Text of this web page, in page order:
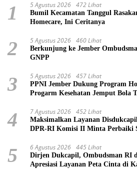
1 5 Agustus 2026 472 Lihat
Bumil Kecamatan Tanggul
Homecare, Ini Ceritanya
2 5 Agustus 2026 460 Lihat
Berkunjung ke Jember
GNPP
3 5 Agustus 2026 457 Lihat
PPNI Jember Dukung Program
Progarm Kesehatan Jemput Bola
4 7 Agustus 2026 452 Lihat
Maksimalkan Layanan
DPR-RI Komisi II Minta Perbaiki
5 6 Agustus 2026 445 Lihat
Dirjen Dukcapil, Ombudsman RI
Apresiasi Layanan Peta Cinta di